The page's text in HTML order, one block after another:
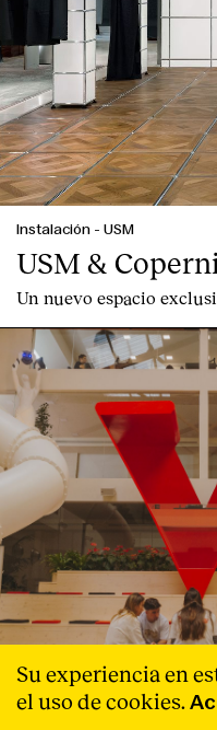
Instalación - USM
USM & Coperni
Un nuevo espacio
Proyecto-External
External
Su experiencia en
el uso de cookies.